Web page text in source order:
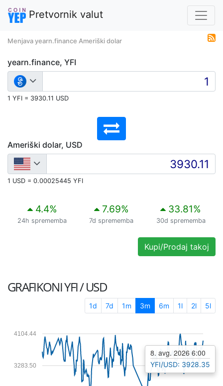
Pretvornik valut
Menjava yearn.finance Ameriški dolar
yearn.finance, YFI
1 YFI = 3930.11 USD
Ameriški dolar, USD
1 USD = 0.00025445 YFI
4.4%
24h sprememba
7.69%
7d sprememba
33.81%
30d sprememba
Kupi/Prodaj takoj
GRAFIKONIYFI / USD
1d 7d 1m 3m 6m 1l 2l 5l
3283.50
4104.44
8. avg. 2026 6:00
YFI/USD: 3928.35